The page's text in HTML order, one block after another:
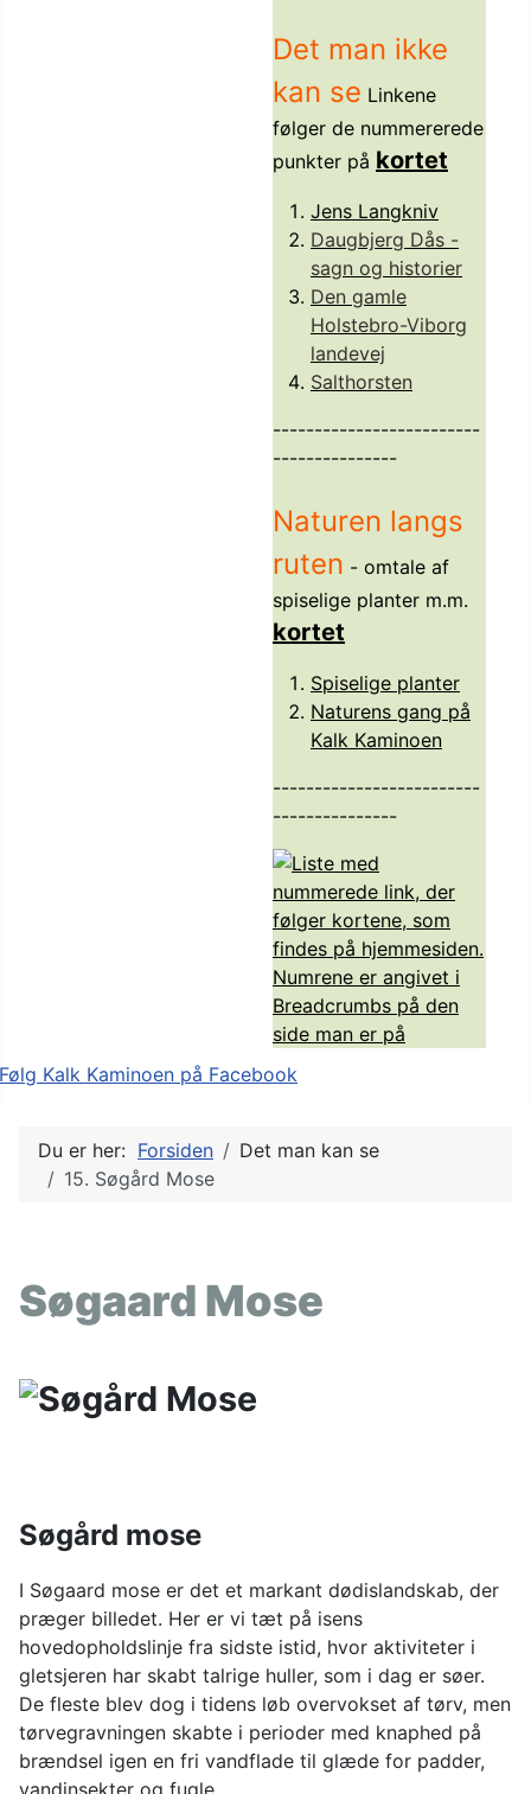
Det man ikke
kan se Linkene
følger de nummererede
punkter på kortet
Jens Langkniv
Daugbjerg Dås -
sagn og historier
Den gamle
Holstebro-Viborg
landevej
Salthorsten
-------------------------
---------------
Naturen langs
ruten - omtale af
spiselige planter m.m.
kortet
Spiselige planter
Naturens gang på
Kalk Kaminoen
-------------------------
---------------
Du er her: Forsiden
Det man kan se
15. Søgård Mose
Søgaard Mose
Søgård mose
I Søgaard mose er det et markant dødislandskab, der
præger billedet. Her er vi tæt på isens
hovedopholdslinje fra sidste istid, hvor aktiviteter i
gletsjeren har skabt talrige huller, som i dag er søer.
De fleste blev dog i tidens løb overvokset af tørv, men
tørvegravningen skabte i perioder med knaphed på
brændsel igen en fri vandflade til glæde for padder,